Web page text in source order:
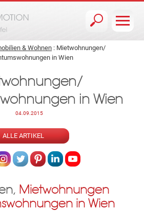
& Wohnen : Mietwohnungen/
in Wien
in Wien
04.09.2015
ALLE ARTIKEL
Mietwohnungen
in Wien